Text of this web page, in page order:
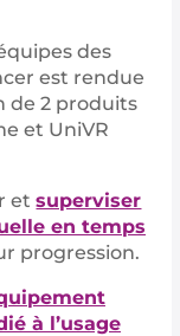
des
est rendue
de 2 produits
et UniVR
etsuperviser
en temps
progression.
à l’usage